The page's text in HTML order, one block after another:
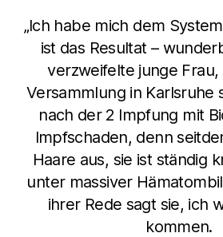
„Ich habe mich dem
ist das Resultat –
verzweifelte junge
Versammlung in Karlsruhe
nach der 2 Impfung mit
Impfschaden, denn
Haare aus, sie ist ständig
unter massiver
ihrer Rede sagt sie, ich
kommen.